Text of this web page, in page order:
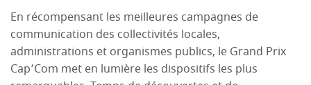
En récompensant les meilleures campagnes de
communication des collectivités locales,
administrations et organismes publics, le Grand Prix
Cap’Com met en lumière les dispositifs les plus